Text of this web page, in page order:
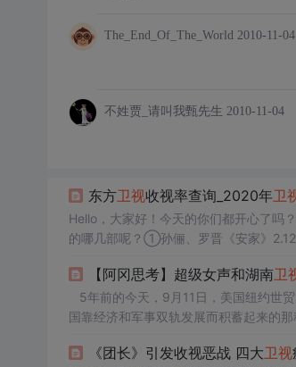
The_End_Of_The_World 2010-11-04
不姓贾_请叫我甄先生 2010-11-04
东方卫视收视率查询_2020年卫
Hello，大家好！今天的你们都开心了吗
的哪几部呢？①孙俪、罗晋《安家》
“等，“房似...
【阿冈思考】超级女声和湖南卫
5年前的今天，9月11日，美国纽约世
国靠经济和军事双轨发展而积蓄起来的
弥漫不休《团长》引发收视恶战 四大卫视